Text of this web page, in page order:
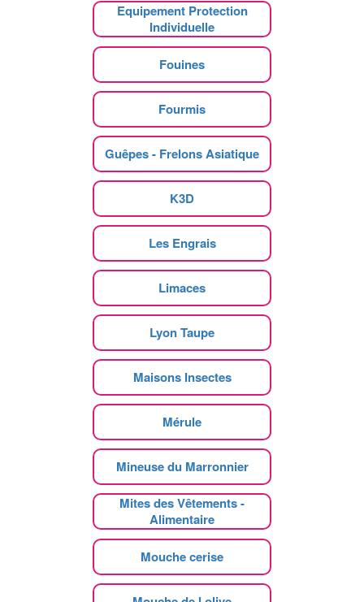
Equipement Protection
Individuelle
Fouines
Fourmis
Guêpes - Frelons Asiatique
K3D
Les Engrais
Limaces
Lyon Taupe
Maisons Insectes
Mérule
Mineuse du Marronnier
Mites des Vêtements -
Alimentaire
Mouche cerise